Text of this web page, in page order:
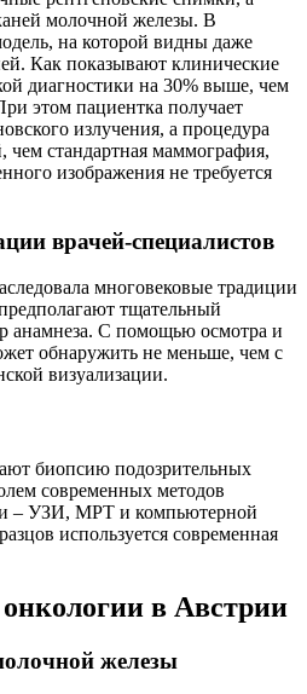
молочной железы. В
на которой видны даже
Как показывают клинические
диагностики на 30% выше, чем
этом пациентка получает
излучения, а процедура
чем стандартная маммография,
изображения не требуется
врачей-специалистов
многовековые традиции
тщательный
анамнеза. С помощью осмотра и
обнаружить не меньше, чем с
визуализации.
биопсию подозрительных
современных методов
– УЗИ, МРТ и компьютерной
используется современная
в Австрии
железы